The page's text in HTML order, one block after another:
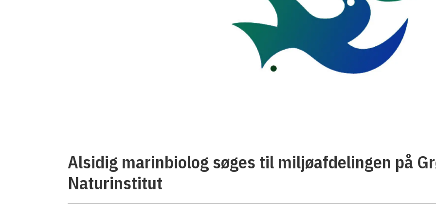
Alsidig marinbiolog søges til miljøafdelingen på
Naturinstitut